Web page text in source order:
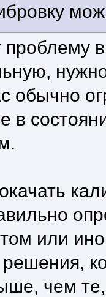
обычно
в
том или
чем